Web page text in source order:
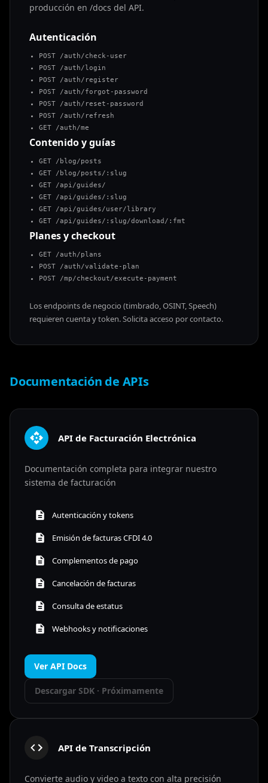
producción en /docs del API.
Autenticación
POST /auth/check-user
POST /auth/login
POST /auth/register
POST /auth/forgot-password
POST /auth/reset-password
POST /auth/refresh
GET /auth/me
Contenido y guías
GET /blog/posts
GET /blog/posts/:slug
GET /api/guides/
GET /api/guides/:slug
GET /api/guides/user/library
GET /api/guides/:slug/download/:fmt
Planes y checkout
GET /auth/plans
POST /auth/validate-plan
POST /mp/checkout/execute-payment
Los endpoints de negocio (timbrado, OSINT, Speech)
requieren cuenta y token. Solicita acceso por contacto.
Documentación de APIs
API de Facturación Electrónica
Documentación completa para integrar nuestro
sistema de facturación
Autenticación y tokens
Emisión de facturas CFDI 4.0
Complementos de pago
Cancelación de facturas
Consulta de estatus
Webhooks y notificaciones
Ver API Docs
Descargar SDK · Próximamente
API de Transcripción
Convierte audio y video a texto con alta precisión